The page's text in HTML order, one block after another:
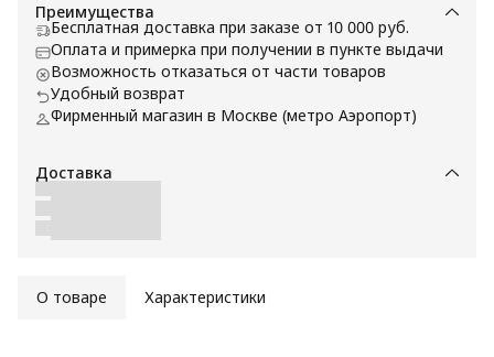
Преимущества
Бесплатная доставка при заказе от 10 000 руб.
Оплата и примерка при получении в пункте выдачи
Возможность отказаться от части товаров
Удобный возврат
Фирменный магазин в Москве (метро Аэропорт)
Доставка
О товаре Характеристики